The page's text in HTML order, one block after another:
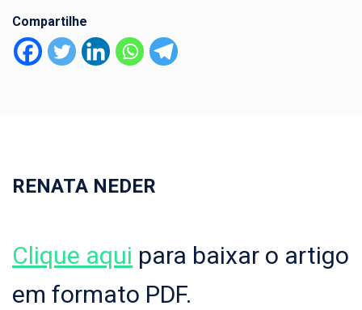
Compartilhe
RENATA NEDER
Clique aqui para baixar o artigo
em formato PDF.